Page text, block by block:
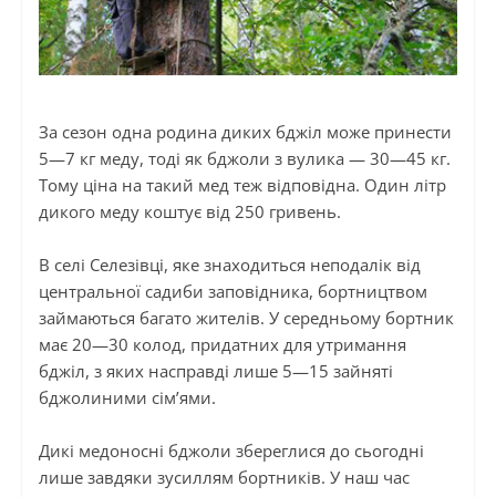
За сезон одна родина диких бджіл може принести
5—7 кг меду, тоді як бджоли з вулика — 30—45 кг.
Тому ціна на такий мед теж відповідна. Один літр
дикого меду коштує від 250 гривень.
В селі Селезівці, яке знаходиться неподалік від
центральної садиби заповідника, бортництвом
займаються багато жителів. У середньому бортник
має 20—30 колод, придатних для утримання
бджіл, з яких насправді лише 5—15 зайняті
бджолиними сім’ями.
Дикі медоносні бджоли збереглися до сьогодні
лише завдяки зусиллям бортників. У наш час